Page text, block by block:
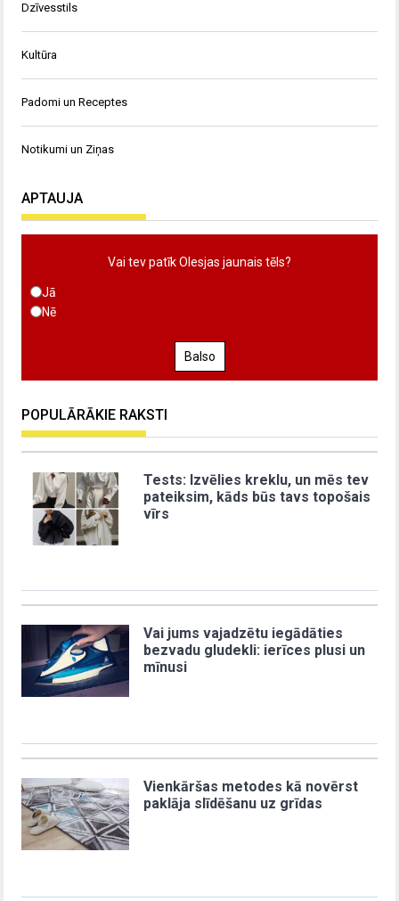
Dzīvesstils
Kultūra
Padomi un Receptes
Notikumi un Ziņas
APTAUJA
Vai tev patīk Olesjas jaunais tēls?
Jā
Nē
Balso
POPULĀRĀKIE RAKSTI
Tests: Izvēlies kreklu, un mēs tev
pateiksim, kāds būs tavs topošais
vīrs
Vai jums vajadzētu iegādāties
bezvadu gludekli: ierīces plusi un
mīnusi
Vienkāršas metodes kā novērst
paklāja slīdēšanu uz grīdas